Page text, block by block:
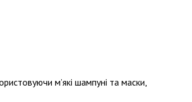
м’які шампуні та маски,